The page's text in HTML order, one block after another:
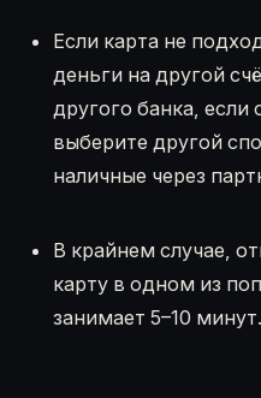
Если карта не
деньги на другой
другого банка, если
выберите другой
наличные через
В крайнем случае,
карту в одном из
занимает 5–10 минут.